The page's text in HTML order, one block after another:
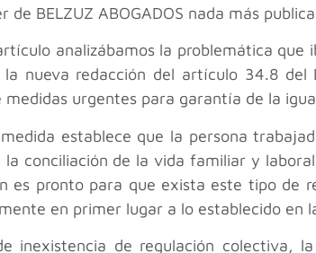
de BELZUZ ABOGADOS nada más
analizábamos la problemática
la nueva redacción del artículo 34.8
medidas urgentes para garantía de la
establece que la persona
la conciliación de la vida familiar y
es pronto para que exista este tipo de
en primer lugar a lo establecido en
inexistencia de regulación colectiva,